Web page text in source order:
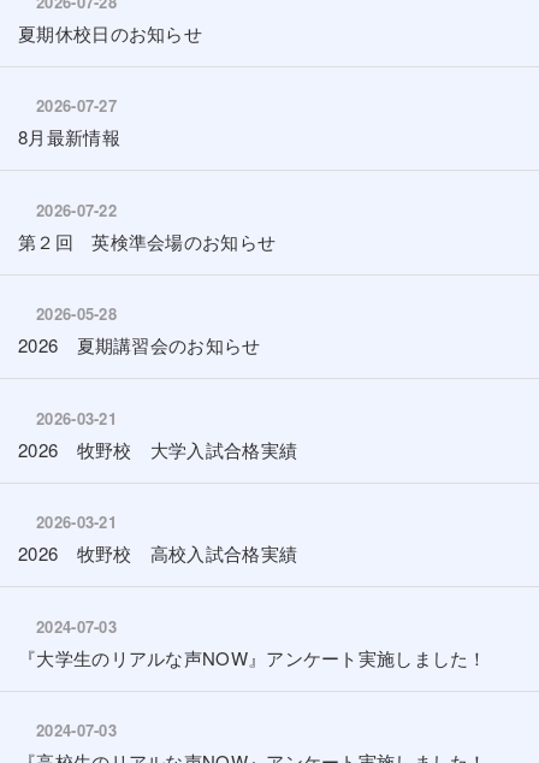
夏期休校日のお知らせ
2026-07-27
8月最新情報
2026-07-22
第２回 英検準会場のお知らせ
2026-05-28
2026 夏期講習会のお知らせ
2026-03-21
2026 牧野校 大学入試合格実績
2026-03-21
2026 牧野校 高校入試合格実績
2024-07-03
『大学生のリアルな声NOW』アンケート実施しました！
2024-07-03